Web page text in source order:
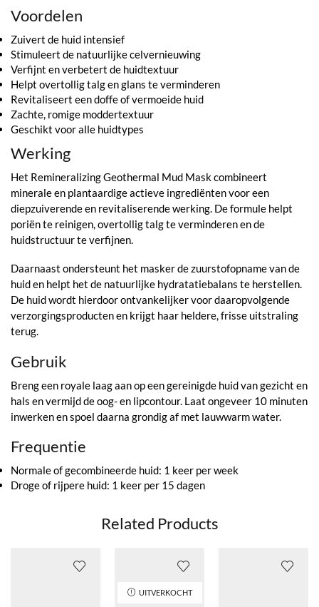
Voordelen
Zuivert de huid intensief
Stimuleert de natuurlijke celvernieuwing
Verfijnt en verbetert de huidtextuur
Helpt overtollig talg en glans te verminderen
Revitaliseert een doffe of vermoeide huid
Zachte, romige moddertextuur
Geschikt voor alle huidtypes
Werking
Het Remineralizing Geothermal Mud Mask combineert
minerale en plantaardige actieve ingrediënten voor een
diepzuiverende en revitaliserende werking. De formule helpt
poriën te reinigen, overtollig talg te verminderen en de
huidstructuur te verfijnen.
Daarnaast ondersteunt het masker de zuurstofopname van de
huid en helpt het de natuurlijke hydratatiebalans te herstellen.
De huid wordt hierdoor ontvankelijker voor daaropvolgende
verzorgingsproducten en krijgt haar heldere, frisse uitstraling
terug.
Gebruik
Breng een royale laag aan op een gereinigde huid van gezicht en
hals en vermijd de oog- en lipcontour. Laat ongeveer 10 minuten
inwerken en spoel daarna grondig af met lauwwarm water.
Frequentie
Normale of gecombineerde huid: 1 keer per week
Droge of rijpere huid: 1 keer per 15 dagen
Related Products
UITVERKOCHT